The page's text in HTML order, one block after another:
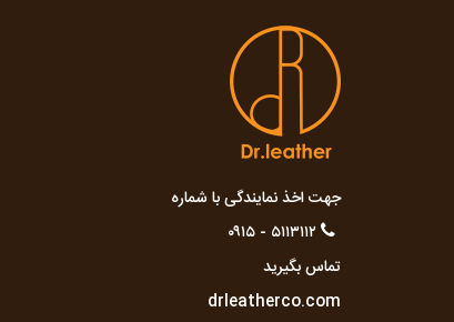
جهت اخذ نمایندگی با شماره
۵۱۱۳۱۱۲ - ۰۹۱۵
تماس بگیرید
drleatherco.com